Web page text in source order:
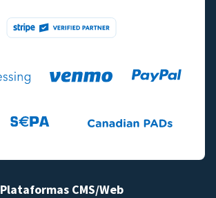
Plataformas CMS/Web